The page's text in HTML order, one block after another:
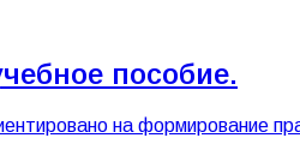
пособие.
на формирование